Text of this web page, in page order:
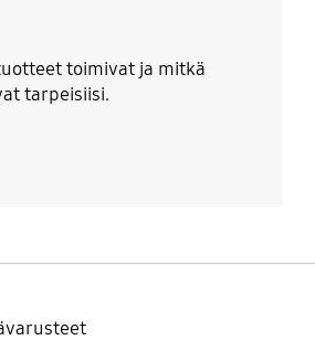
toimivat ja mitkä
tarpeisiisi.